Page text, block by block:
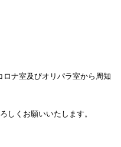
ナ室及びオリパラ室から周知
しくお願いいたします。